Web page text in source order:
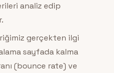
analiz edip
gerçekten ilgi
sayfada kalma
(bounce rate) ve